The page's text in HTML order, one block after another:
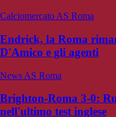
Calciomercato AS Roma
Endrick, la Roma
D'Amico e gli agenti
News AS Roma
Brighton-Roma 3-0:
nell'ultimo test inglese